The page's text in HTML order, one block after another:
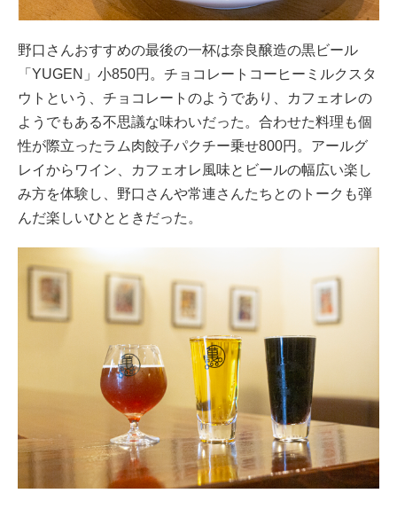
野口さんおすすめの最後の一杯は奈良醸造の黒ビール
「YUGEN」小850円。チョコレートコーヒーミルクスタ
ウトという、チョコレートのようであり、カフェオレの
ようでもある不思議な味わいだった。合わせた料理も個
性が際立ったラム肉餃子パクチー乗せ800円。アールグ
レイからワイン、カフェオレ風味とビールの幅広い楽し
み方を体験し、野口さんや常連さんたちとのトークも弾
んだ楽しいひとときだった。